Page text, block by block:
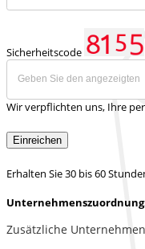
Sicherheitscode
Wir verpflichten uns, Ihre
Einreichen
Erhalten Sie 30 bis 60
Zusätzliche